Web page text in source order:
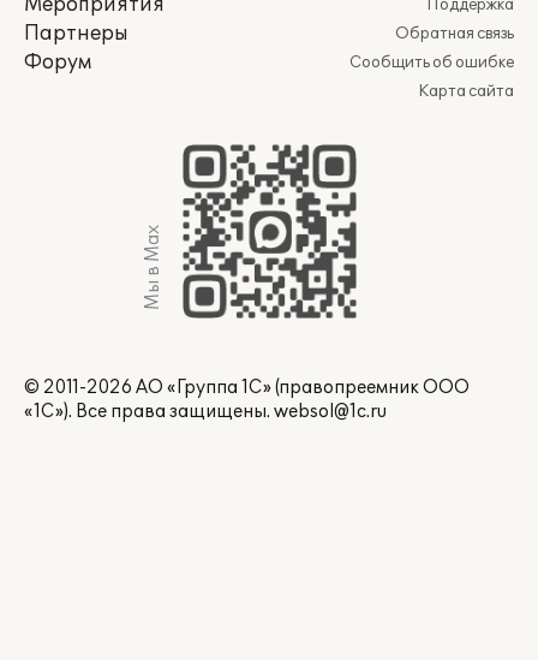
Мероприятия
Партнеры
Форум
Поддержка
Обратная связь
Сообщить об ошибке
Карта сайта
Мы в Max
© 2011-2026 АО «Группа 1С» (правопреемник ООО
«1С»). Все права защищены. websol@1c.ru